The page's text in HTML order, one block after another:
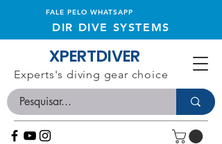
FALE PELO WHATSAPP
DIR DIVE SYSTEMS
XPERTDIVER
Experts's diving gear choice